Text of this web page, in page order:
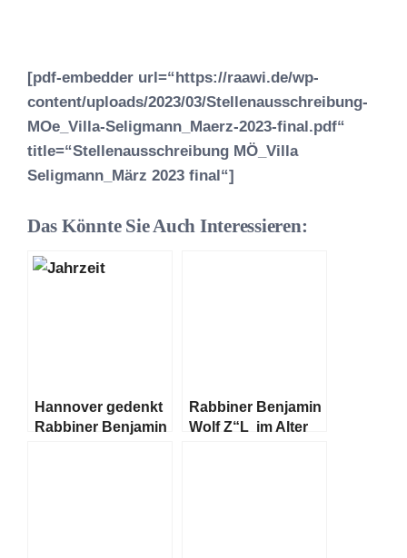
[pdf-embedder url=“https://raawi.de/wp-
content/uploads/2023/03/Stellenausschreibung-
MOe_Villa-Seligmann_Maerz-2023-final.pdf“
title=“Stellenausschreibung MÖ_Villa
Seligmann_März 2023 final“]
Das Könnte Sie Auch Interessieren:
Hannover gedenkt
Rabbiner Benjamin
Rabbiner Benjamin
Wolf Z“L im Alter